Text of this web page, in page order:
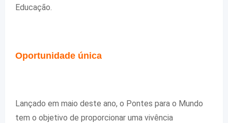
Educação.
Oportunidade única
Lançado em maio deste ano, o Pontes para o Mundo
tem o objetivo de proporcionar uma vivência